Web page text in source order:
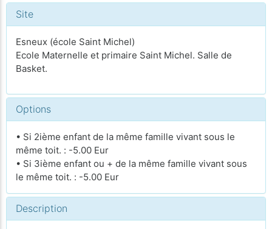
Site
Esneux (école Saint Michel)
Ecole Maternelle et primaire Saint Michel. Salle de
Basket.
Options
• Si 2ième enfant de la même famille vivant sous le
même toit. : -5.00 Eur
• Si 3ième enfant ou + de la même famille vivant sous
le même toit. : -5.00 Eur
Description